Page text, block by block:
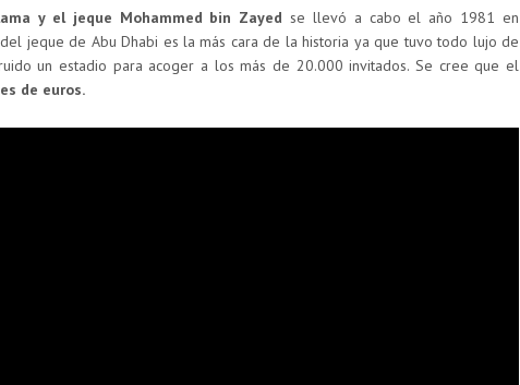
y el jeque Mohammed bin Zayed se llevó a cabo el año 1981 en
jeque de Abu Dhabi es la más cara de la historia ya que tuvo todo lujo de
un estadio para acoger a los más de 20.000 invitados. Se cree que el
de euros.